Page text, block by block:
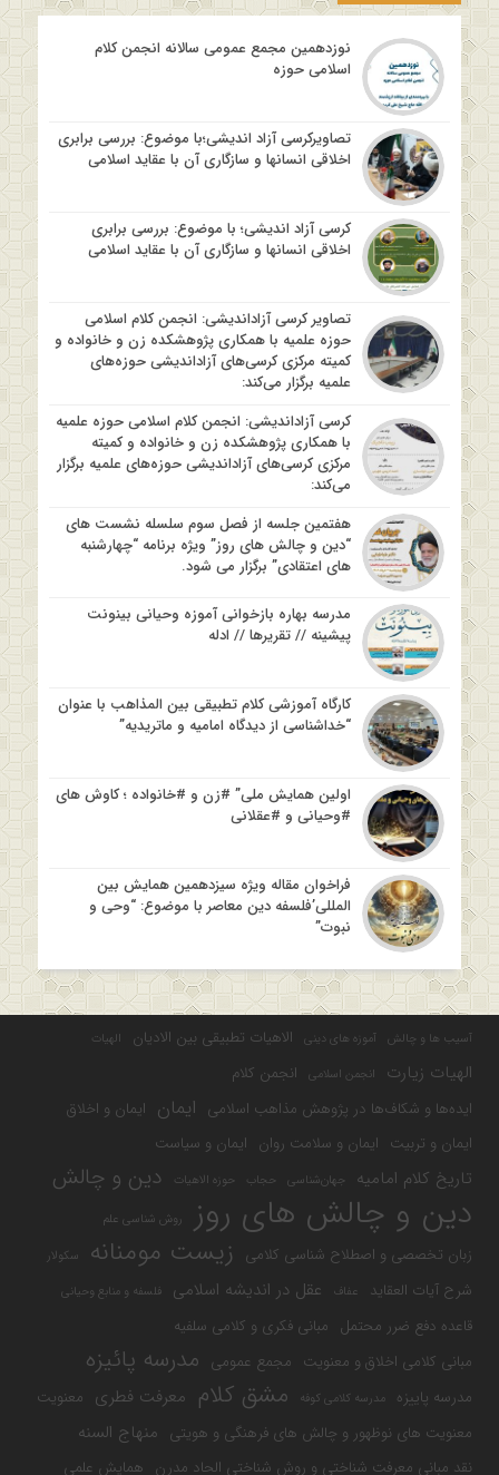
نوزدهمین مجمع عمومی سالانه انجمن کلام
اسلامی حوزه
تصاویرکرسی آزاد اندیشی؛با موضوع: بررسی برابری
اخلاقی انسانها و سازگاری آن با عقاید اسلامی
کرسی آزاد اندیشی؛ با موضوع: بررسی برابری
اخلاقی انسانها و سازگاری آن با عقاید اسلامی
تصاویر کرسی آزاداندیشی: انجمن کلام اسلامی
حوزه علمیه با همکاری پژوهشکده زن و خانواده و
کمیته مرکزی کرسی‌های آزاداندیشی حوزه‌های
علمیه برگزار می‌کند:
کرسی آزاداندیشی: انجمن کلام اسلامی حوزه علمیه
با همکاری پژوهشکده زن و خانواده و کمیته
مرکزی کرسی‌های آزاداندیشی حوزه‌های علمیه برگزار
می‌کند:
هفتمین جلسه از فصل سوم سلسله نشست های
“دین و چالش های روز” ویژه برنامه “چهارشنبه
های اعتقادی” برگزار می شود.
مدرسه بهاره بازخوانی آموزه وحیانی بینونت
پیشینه // تقریرها // ادله
کارگاه آموزشی کلام تطبیقی بین المذاهب با عنوان
“خداشناسی از دیدگاه امامیه و ماتریدیه”
اولین همایش ملی” #زن و #خانواده ؛ کاوش های
#وحیانی و #عقلانی
فراخوان مقاله ویژه سیزدهمین همایش بین
المللی’فلسفه دین معاصر با موضوع: “وحی و
نبوت”
آسیب ها و چالش آموزه های دینی الاهیات تطبیقی بین الادیان الهیات
الهیات زیارت انجمن اسلامی
انجمن کلام
ایده‌ها و شکاف‌ها در پژوهش مذاهب اسلامی ایمان ایمان و اخلاق
ایمان و تربیت ایمان و سلامت روان ایمان و سیاست
تاریخ کلام امامیه جهان‌شناسی حجاب حوزه الاهیات دین و چالش
دین و چالش های روز روش شناسی علم
زبان تخصصی و اصطلاح شناسی کلامی زیست مومنانه سکولار
شرح آیات العقاید عفاف عقل در اندیشه اسلامی فلسفه و منابع وحیانی
قاعده دفع ضرر محتمل مبانی فکری و کلامی سلفیه
مبانی کلامی اخلاق و معنویت مجمع عمومی مدرسه پائیزه
مدرسه پاییزه مدرسه کلامی کوفه مشق کلام معرفت فطری معنویت
معنویت های نوظهور و چالش های فرهنگی و هویتی منهاج السنه
نقد مبانی معرفت شناختی و روش شناختی الحاد مدرن همایش علمی